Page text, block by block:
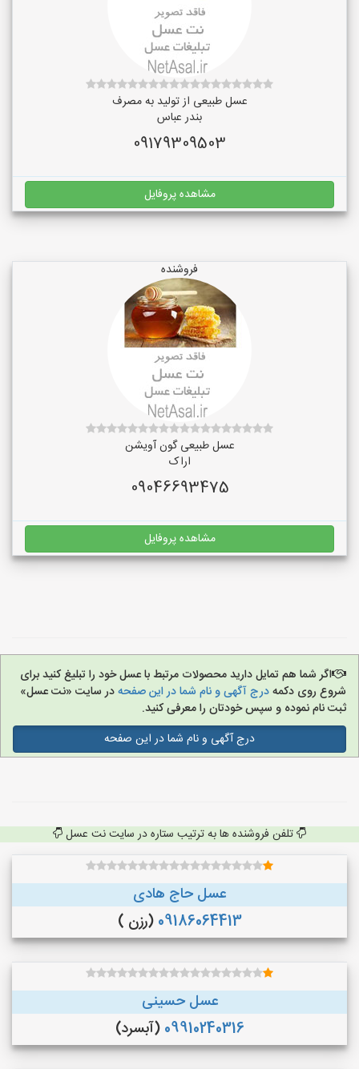
عسل طبیعی از تولید به مصرف
بندر عباس
09179309503
مشاهده پروفایل
فروشنده
عسل طبیعی گون آویشن
اراک
09046693475
مشاهده پروفایل
اگر شما هم تمایل دارید محصولات مرتبط با عسل خود را تبلیغ کنید برای
شروع روی دکمهدرج آگهی و نام شما در این صفحهدر سایت «نت عسل»
ثبت نام نموده و سپس خودتان را معرفی کنید.
درج آگهی و نام شما در این صفحه
تلفن فروشنده ها به ترتیب ستاره در سایت نت عسل
عسل حاج هادی
09186064413 (رزن )
عسل حسینی
09910240316 (آبسرد)